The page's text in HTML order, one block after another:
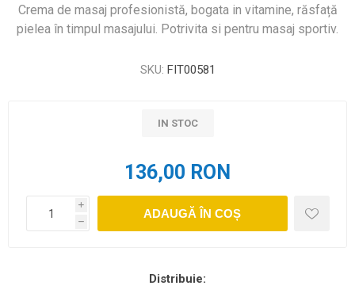
Crema de masaj profesionistă, bogata in vitamine, răsfață
pielea în timpul masajului. Potrivita si pentru masaj sportiv.
SKU: FIT00581
IN STOC
136,00 RON
i
h
ADAUGĂ ÎN COȘ
Distribuie: